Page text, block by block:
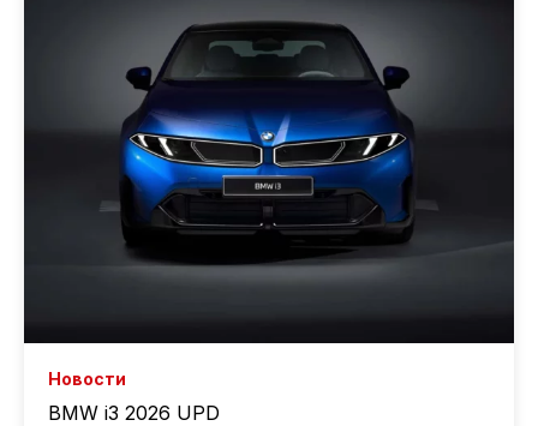
Новости
BMW i3 2026 UPD